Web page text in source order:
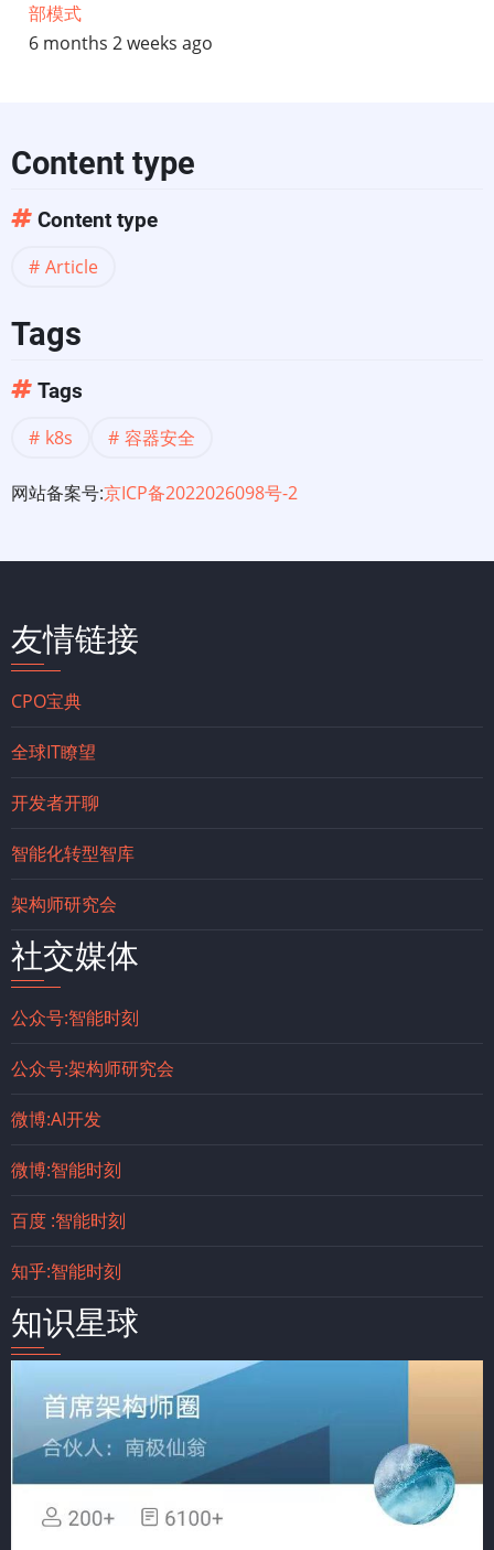
部模式
6 months 2 weeks ago
Content type
Content type
Article
Tags
Tags
k8s 容器安全
网站备案号:京ICP备2022026098号-2
友情链接
CPO宝典
全球IT瞭望
开发者开聊
智能化转型智库
架构师研究会
社交媒体
公众号:智能时刻
公众号:架构师研究会
微博:AI开发
微博:智能时刻
百度 :智能时刻
知乎:智能时刻
知识星球